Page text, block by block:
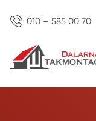
010 – 585 00 70